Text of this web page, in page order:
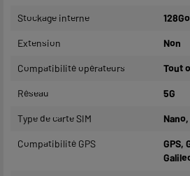
Stockage interne 128Go
Extension Non
Compatibilité opérateurs Tout
Réseau 5G
Type de carte SIM
Compatibilité GPS
GPS,